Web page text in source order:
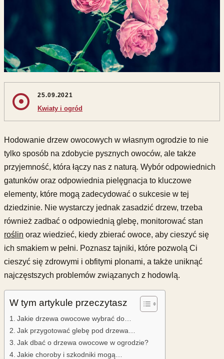
25.09.2021
Kwiaty i ogród
Hodowanie drzew owocowych w własnym ogrodzie to nie
tylko sposób na zdobycie pysznych owoców, ale także
przyjemność, która łączy nas z naturą. Wybór odpowiednich
gatunków oraz odpowiednia pielęgnacja to kluczowe
elementy, które mogą zadecydować o sukcesie w tej
dziedzinie. Nie wystarczy jednak zasadzić drzew, trzeba
również zadbać o odpowiednią glebę, monitorować stan
roślin oraz wiedzieć, kiedy zbierać owoce, aby cieszyć się
ich smakiem w pełni. Poznasz tajniki, które pozwolą Ci
cieszyć się zdrowymi i obfitymi plonami, a także uniknąć
najczęstszych problemów związanych z hodowlą.
W tym artykule przeczytasz
Jakie drzewa owocowe wybrać do…
Jak przygotować glebę pod drzewa…
Jak dbać o drzewa owocowe w ogrodzie?
Jakie choroby i szkodniki mogą…